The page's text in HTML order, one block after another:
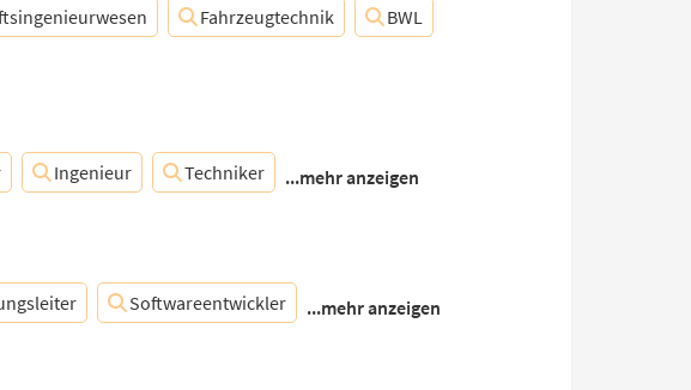
Fahrzeugtechnik
BWL
Ingenieur Techniker ...mehr anzeigen
Softwareentwickler ...mehr anzeigen